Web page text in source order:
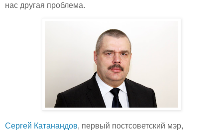
нас другая проблема.
Сергей Катанандов, первый постсоветский мэр,